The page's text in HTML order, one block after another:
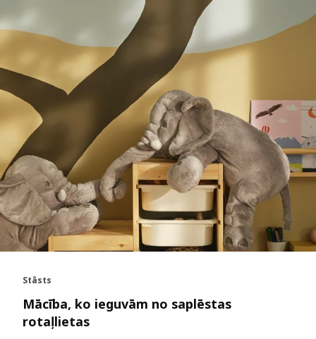
Stāsts
Mācība, ko ieguvām no saplēstas
rotaļlietas